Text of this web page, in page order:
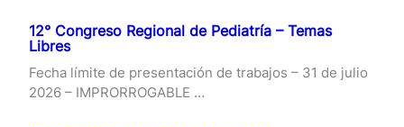
12° Congreso Regional de Pediatría – Temas
Libres
Fecha límite de presentación de trabajos – 31 de julio
2026 – IMPRORROGABLE …